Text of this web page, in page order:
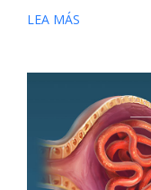
LEA MÁS